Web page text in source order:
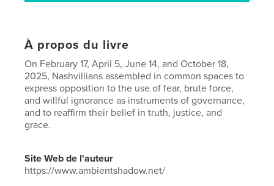
À propos du livre
On February 17, April 5, June 14, and October 18,
2025, Nashvillians assembled in common spaces to
express opposition to the use of fear, brute force,
and willful ignorance as instruments of governance,
and to reaffirm their belief in truth, justice, and
grace.
Site Web de l'auteur
https://www.ambientshadow.net/